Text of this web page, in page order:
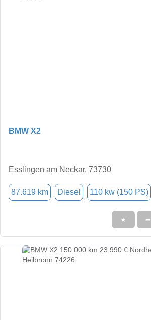
BMW X2
Esslingen am Neckar, 73730
87.619 km Diesel 110 kw (150 PS)
★ ➦